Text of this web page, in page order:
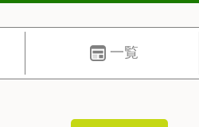
一覧